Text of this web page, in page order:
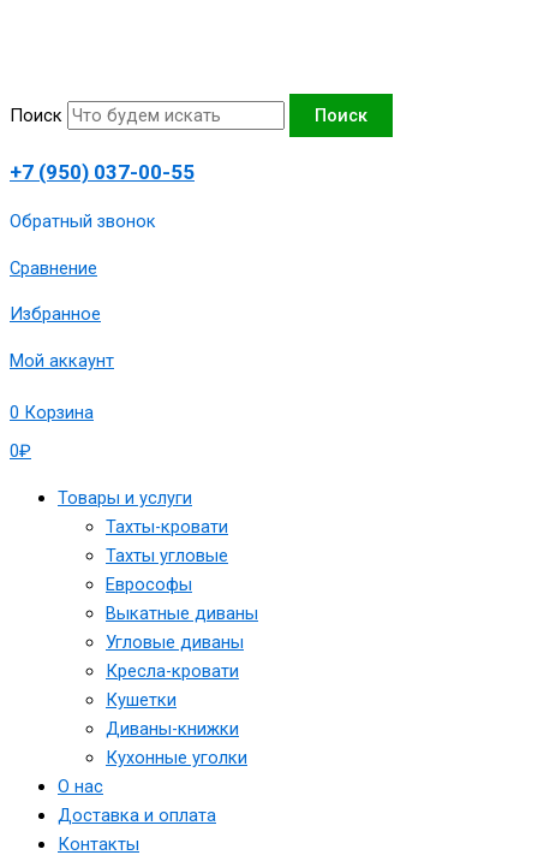
Поиск Поиск
+7 (950) 037-00-55
Обратный звонок
Сравнение
Избранное
Мой аккаунт
0₽
0 Корзина
Товары и услуги
Тахты-кровати
Тахты угловые
Еврософы
Выкатные диваны
Угловые диваны
Кресла-кровати
Кушетки
Диваны-книжки
Кухонные уголки
О нас
Доставка и оплата
Контакты
выкатной
“Аккорд-8”
сп.м,144х105х90
см,артикул
А08-
120-